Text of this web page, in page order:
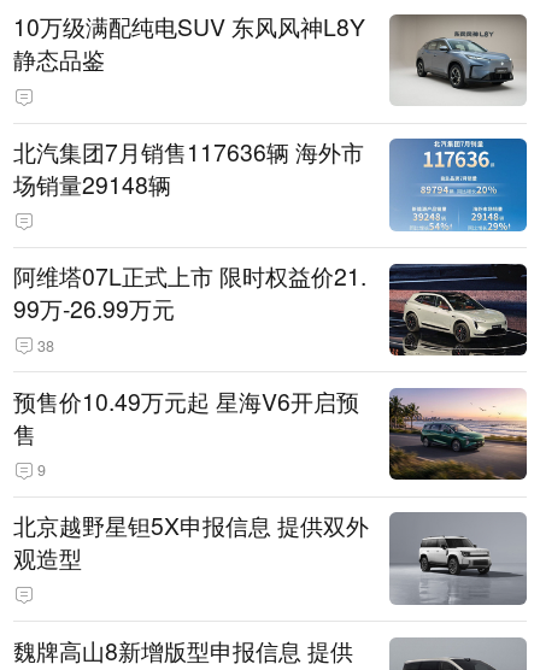
10万级满配纯电SUV 东风风神L8Y
静态品鉴
北汽集团7月销售117636辆 海外市
场销量29148辆
阿维塔07L正式上市 限时权益价21.
99万-26.99万元
38
预售价10.49万元起 星海V6开启预
售
9
北京越野星钽5X申报信息 提供双外
观造型
魏牌高山8新增版型申报信息 提供